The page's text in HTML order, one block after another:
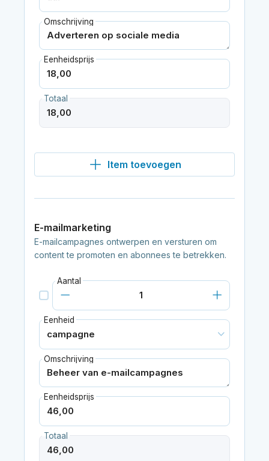
Omschrijving
Eenheidsprijs
Totaal
Item toevoegen
E-mailmarketing
E-mailcampagnes ontwerpen en versturen om
content te promoten en abonnees te betrekken.
Aantal
Eenheid
Omschrijving
Eenheidsprijs
Totaal